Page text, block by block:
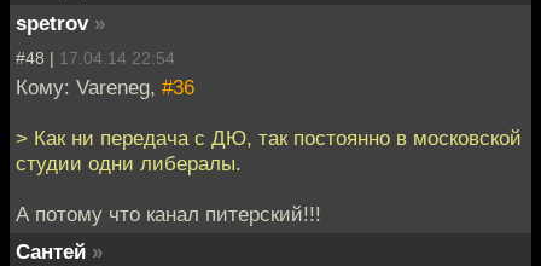
spetrov »
#48 | 17.04.14 22:54
Кому: Vareneg, #36
> Как ни передача с ДЮ, так постоянно в московской
студии одни либералы.
А потому что канал питерский!!!
Сантей »